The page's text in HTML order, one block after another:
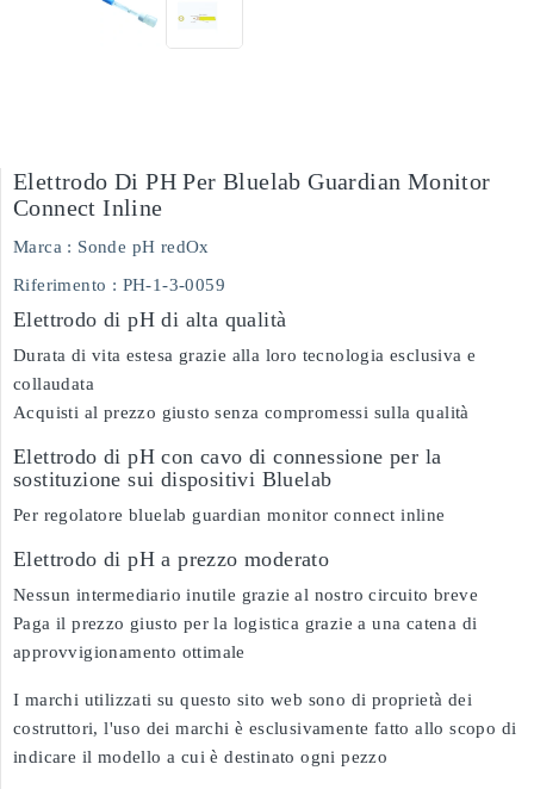
Elettrodo Di PH Per Bluelab Guardian Monitor
Connect Inline
Marca : Sonde pH redOx
Riferimento : PH-1-3-0059
Elettrodo di pH di alta qualità
Durata di vita estesa grazie alla loro tecnologia esclusiva e
collaudata
Acquisti al prezzo giusto senza compromessi sulla qualità
Elettrodo di pH con cavo di connessione per la
sostituzione sui dispositivi Bluelab
Per regolatore bluelab guardian monitor connect inline
Elettrodo di pH a prezzo moderato
Nessun intermediario inutile grazie al nostro circuito breve
Paga il prezzo giusto per la logistica grazie a una catena di
approvvigionamento ottimale
I marchi utilizzati su questo sito web sono di proprietà dei
costruttori, l'uso dei marchi è esclusivamente fatto allo scopo di
indicare il modello a cui è destinato ogni pezzo